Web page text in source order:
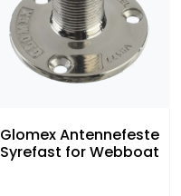
Glomex Antennefeste
Syrefast for Webboat